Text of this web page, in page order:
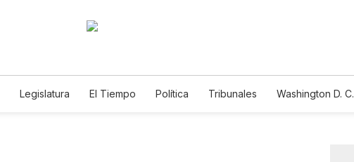
Legislatura El Tiempo Política Tribunales Washington D. C.